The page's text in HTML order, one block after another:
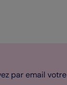
par email votre